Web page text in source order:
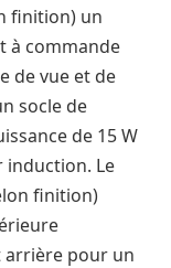
finition) un
à commande
de vue et de
socle de
de 15 W
Le
finition)
arrière pour un